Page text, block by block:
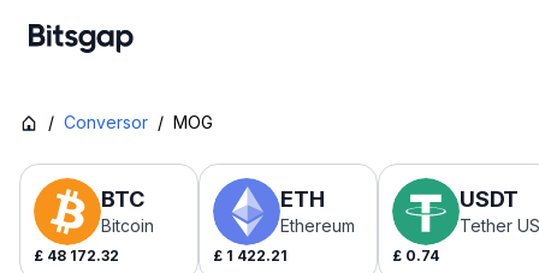
/ Conversor / MOG
BTC
Bitcoin
£ 48 172.32
ETH
Ethereum
£ 1 422.21
USDT
Tether
£ 0.74